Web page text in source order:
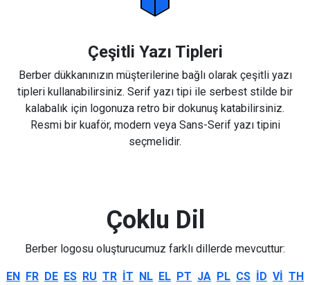
Çeşitli Yazı Tipleri
Berber dükkanınızın müşterilerine bağlı olarak çeşitli yazı
tipleri kullanabilirsiniz. Serif yazı tipi ile serbest stilde bir
kalabalık için logonuza retro bir dokunuş katabilirsiniz.
Resmi bir kuaför, modern veya Sans-Serif yazı tipini
seçmelidir.
Çoklu Dil
Berber logosu oluşturucumuz farklı dillerde mevcuttur:
EN FR DE ES RU TR IT NL EL PT JA PL CS ID VI TH